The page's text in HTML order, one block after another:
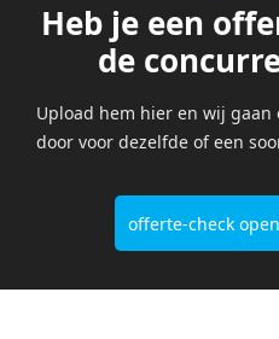
Heb je een
de
Upload hem hier en wij gaan
door voor dezelfde of een
offerte-check